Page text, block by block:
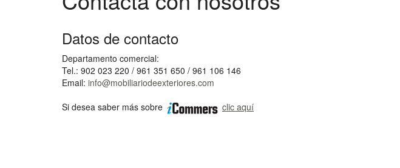
Datos de contacto
Departamento comercial:
Tel.: 902 023 220 / 961 351 650 / 961 106 146
Email: info@mobiliariodeexteriores.com
Si desea saber más sobre
clic aquí